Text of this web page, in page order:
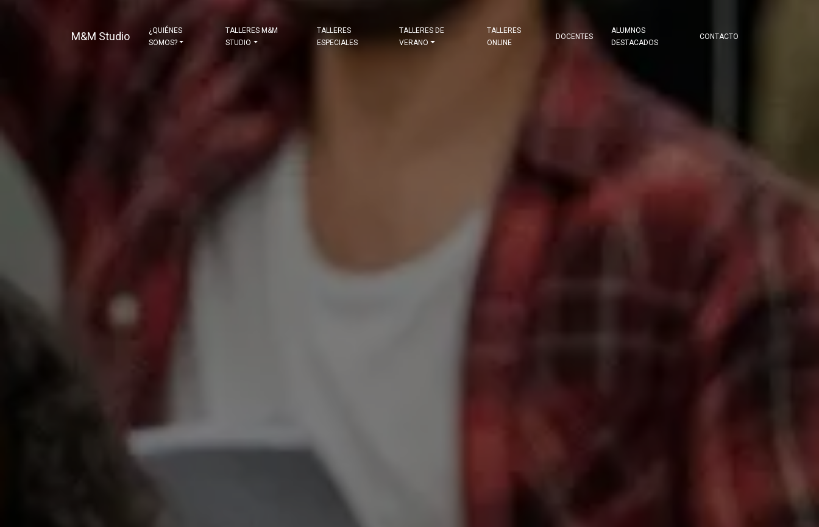
M&M Studio
¿QUIÉNES
SOMOS?
TALLERES M&M
STUDIO
TALLERES
ESPECIALES
TALLERES DE
VERANO
TALLERES
ONLINE
DOCENTES
ALUMNOS
DESTACADOS
CONTACTO